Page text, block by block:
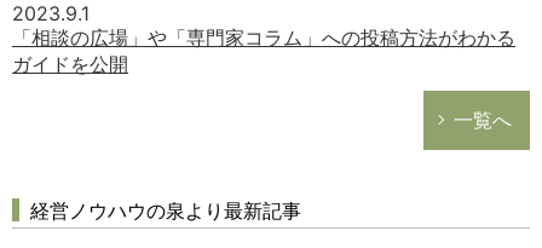
2023.9.1
「相談の広場」や「専門家コラム」への投稿方法がわかる
ガイドを公開
一覧へ
経営ノウハウの泉より最新記事